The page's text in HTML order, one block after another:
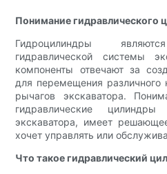
Понимание гидравлического
Гидроцилиндры
гидравлической системы
компоненты отвечают за
для перемещения различного
рычагов экскаватора.
гидравлические
экскаватора, имеет
хочет управлять или
Что такое гидравлический